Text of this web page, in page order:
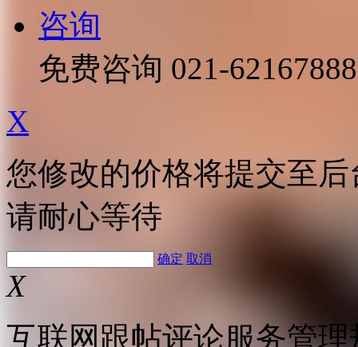
咨询
免费咨询 021-62167888
X
您修改的价格将提交至
请耐心等待
确定 取消
X
互联网跟帖评论服务管理